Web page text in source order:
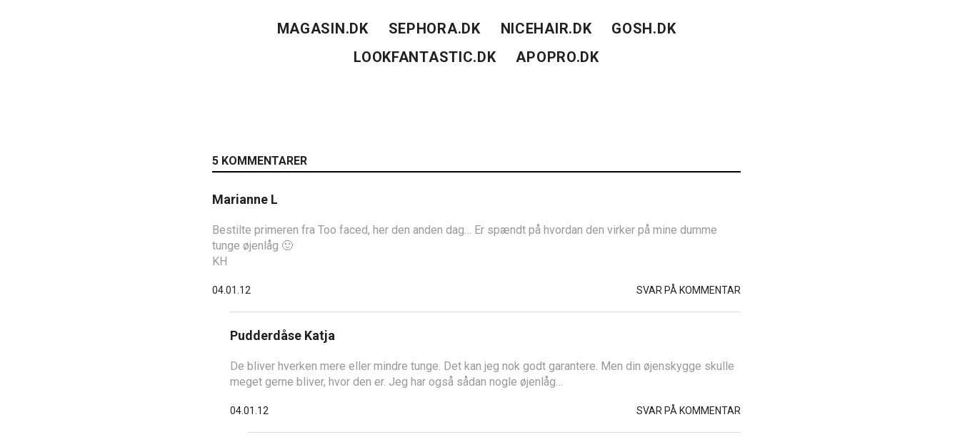
MAGASIN.DK SEPHORA.DK NICEHAIR.DK
GOSH.DK
LOOKFANTASTIC.DK
APOPRO.DK
5 KOMMENTARER
Marianne L
Bestilte primeren fra Too faced, her den anden dag… Er spændt på hvordan den virker på mine dumme
tunge øjenlåg 🙂
KH
04.01.12 SVAR PÅ KOMMENTAR
Pudderdåse Katja
De bliver hverken mere eller mindre tunge. Det kan jeg nok godt garantere. Men din øjenskygge skulle
meget gerne bliver, hvor den er. Jeg har også sådan nogle øjenlåg…
04.01.12 SVAR PÅ KOMMENTAR